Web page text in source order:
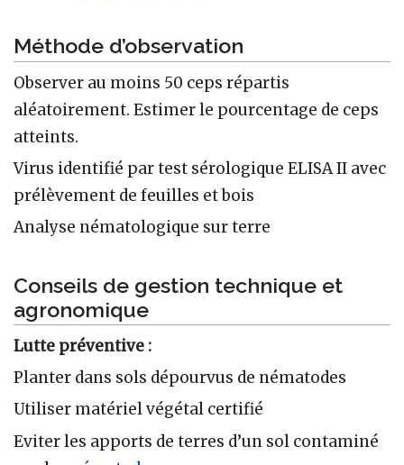
Méthode d’observation
Observer au moins 50 ceps répartis
aléatoirement. Estimer le pourcentage de ceps
atteints.
Virus identifié par test sérologique ELISA II avec
prélèvement de feuilles et bois
Analyse nématologique sur terre
Conseils de gestion technique et
agronomique
Lutte préventive :
Planter dans sols dépourvus de nématodes
Utiliser matériel végétal certifié
Eviter les apports de terres d’un sol contaminé